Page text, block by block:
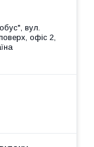
вул.
офіс 2,